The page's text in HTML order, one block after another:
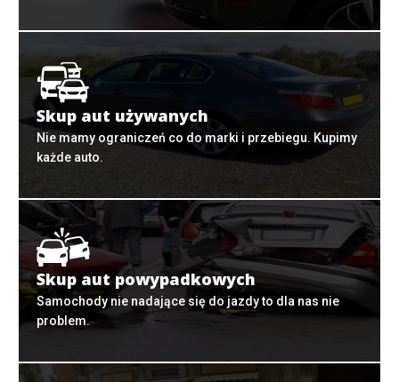
Skup aut używanych
Nie mamy ograniczeń co do marki i przebiegu. Kupimy
każde auto.
Skup aut powypadkowych
Samochody nie nadające się do jazdy to dla nas nie
problem.